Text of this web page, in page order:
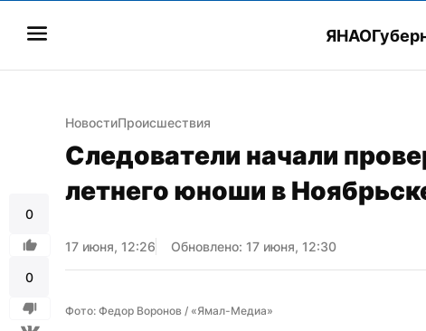
ЯНАО
0
0
НовостиПроисшествия
Следователи начали
летнего юноши в
17 июня, 12:26 Обновлено: 17 июня, 12:30
Фото: Федор Воронов / «Ямал-Медиа»